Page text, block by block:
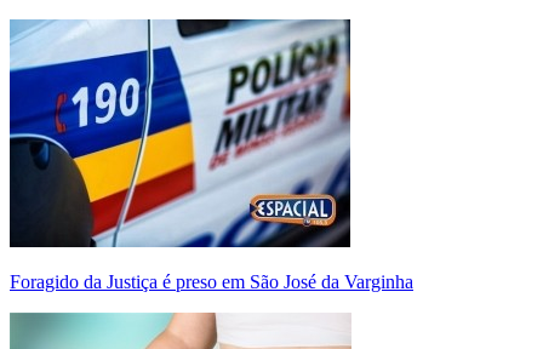
Foragido da Justiça é preso em São José da Varginha